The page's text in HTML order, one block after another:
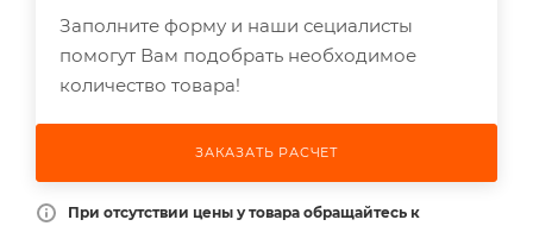
Заполните форму и наши сециалисты
помогут Вам подобрать необходимое
количество товара!
ЗАКАЗАТЬ РАСЧЕТ
При отсутствии цены у товара обращайтесь к